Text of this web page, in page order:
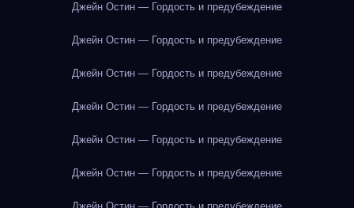
Джейн Остин — Гордость и предубеждение
Джейн Остин — Гордость и предубеждение
Джейн Остин — Гордость и предубеждение
Джейн Остин — Гордость и предубеждение
Джейн Остин — Гордость и предубеждение
Джейн Остин — Гордость и предубеждение